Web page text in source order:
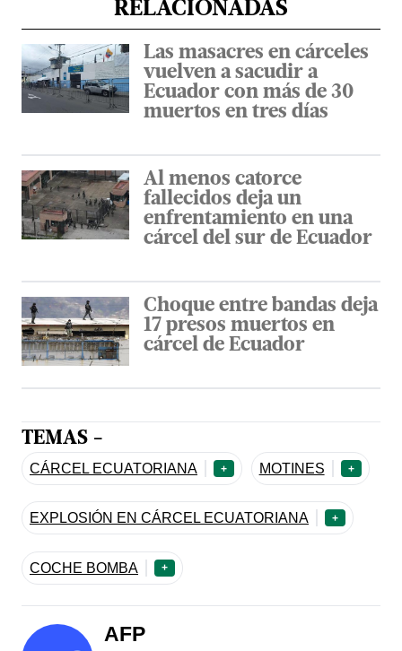
RELACIONADAS
Las masacres en cárceles
vuelven a sacudir a
Ecuador con más de 30
muertos en tres días
Al menos catorce
fallecidos deja un
enfrentamiento en una
cárcel del sur de Ecuador
Choque entre bandas deja
17 presos muertos en
cárcel de Ecuador
TEMAS -
CÁRCEL ECUATORIANA + MOTINES +
EXPLOSIÓN EN CÁRCEL ECUATORIANA +
COCHE BOMBA +
AFP